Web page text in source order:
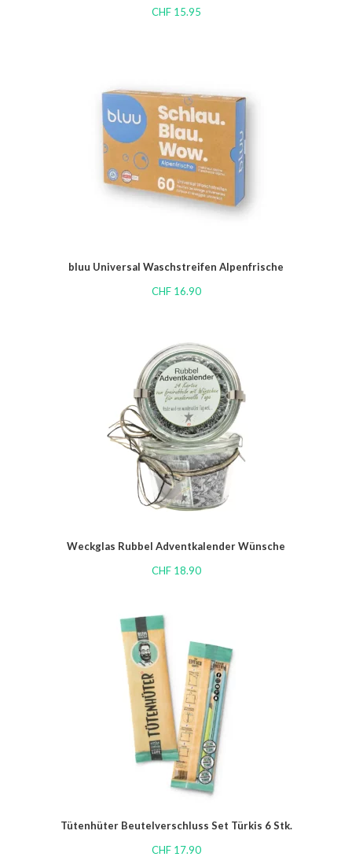
CHF15.95
bluu Universal Waschstreifen Alpenfrische
CHF16.90
Weckglas Rubbel Adventkalender Wünsche
CHF18.90
Tütenhüter Beutelverschluss Set Türkis 6 Stk.
CHF17.90